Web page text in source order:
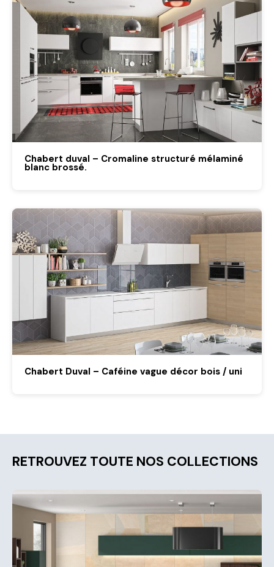
Chabert duval – Cromaline structuré mélaminé
blanc brossé.
Chabert Duval – Caféine vague décor bois / uni
RETROUVEZ TOUTE NOS COLLECTIONS